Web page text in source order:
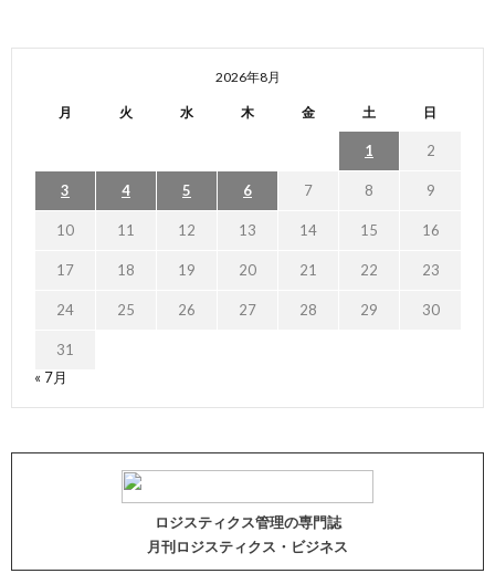
2026年8月
月 火 水 木 金 土 日
1 2
3 4 5 6 7 8 9
10 11 12 13 14 15 16
17 18 19 20 21 22 23
24 25 26 27 28 29 30
31
« 7月
ロジスティクス管理の専門誌
月刊ロジスティクス・ビジネス